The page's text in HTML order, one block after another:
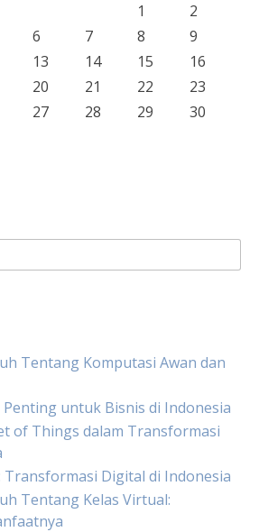
1
2
6 7 8
9
13 14 15
16
20 21 22
23
27 28 29
30
Tentang Komputasi Awan dan
untuk Bisnis di Indonesia
of Things dalam Transformasi
Digital di Indonesia
Tentang Kelas Virtual: